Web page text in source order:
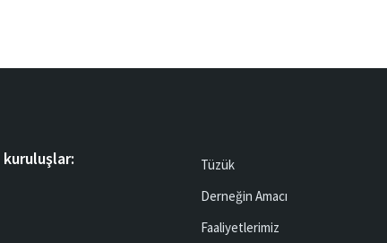
kuruluşlar:
Tüzük
Derneğin Amacı
Faaliyetlerimiz